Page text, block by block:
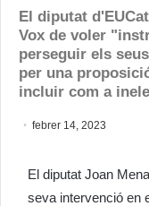
El diputat
Vox de voler
perseguir els
per una
incluir com a
febrer 14, 2023
El diputat Joan
seva intervenció en